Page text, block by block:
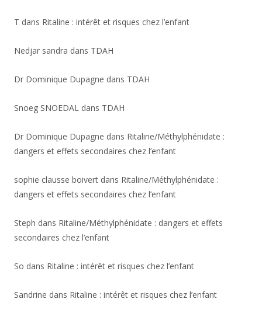
T dans Ritaline : intérêt et risques chez l’enfant
Nedjar sandra dans TDAH
Dr Dominique Dupagne dans TDAH
Snoeg SNOEDAL dans TDAH
Dr Dominique Dupagne dans Ritaline/Méthylphénidate :
dangers et effets secondaires chez l’enfant
sophie clausse boivert dans Ritaline/Méthylphénidate :
dangers et effets secondaires chez l’enfant
Steph dans Ritaline/Méthylphénidate : dangers et effets
secondaires chez l’enfant
So dans Ritaline : intérêt et risques chez l’enfant
Sandrine dans Ritaline : intérêt et risques chez l’enfant